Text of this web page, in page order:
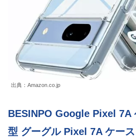
出典：Amazon.co.jp
BESINPO Google Pixel 7A
型 グーグル Pixel 7A ケー